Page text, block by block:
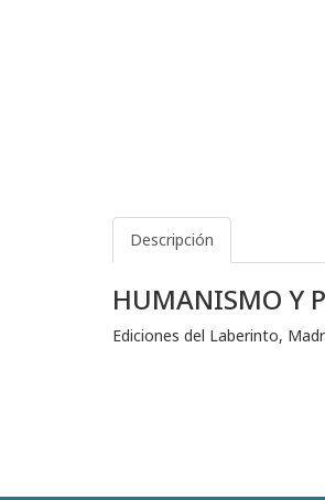
Descripción
HUMANISMO Y
Ediciones del Laberinto,